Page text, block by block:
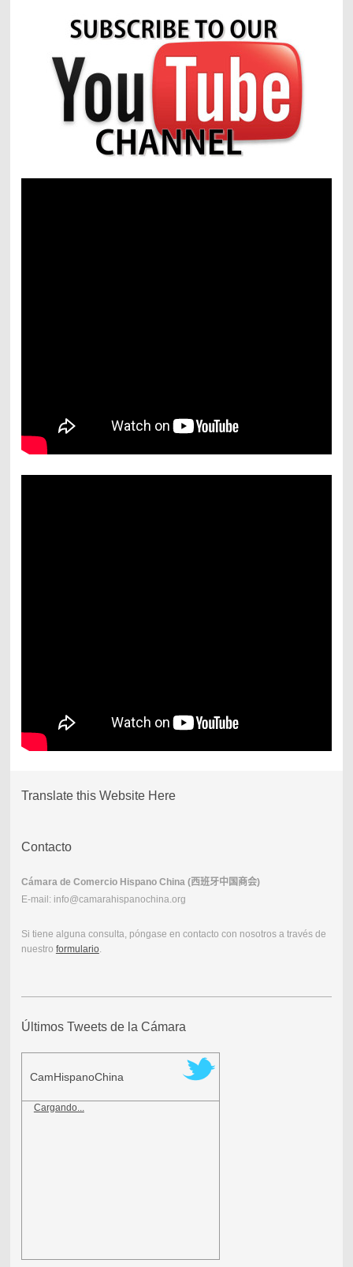
It is a model of
Contract of
Commercial
International
Agency between
or professionals
placed in
different
countries. If the
Principal one
El modelo incluye referencias a la normativa
de la UE sobre derecho de competencia que
afecta a los contratos con distribuidores
establecidos en los países miembros.
Se trata de un modelo de Contrato de
Distribución Internacional entre empresas
situadas en diferentes países. Si el
Suministrador y el Distribuidor se encuentran
en el mismo país debe utilizarse elContrato de
该模型包括欧盟与成员国的分销商的竞争影响合
同法的立法参考。
这是一个企业在不同国家之间的国际分销协议模
式。如果是在同一个国家的供应商和经销商应该
使用的分销协议。
Translate this Website Here
Contacto
Cámara de Comercio Hispano China (西班牙中国商会)
E-mail: info@camarahispanochina.org
Si tiene alguna consulta, póngase en contacto con nosotros a través de
nuestro formulario.
Últimos Tweets de la Cámara
CamHispanoChina
Cargando...